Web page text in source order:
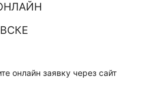
онлайн заявку через сайт